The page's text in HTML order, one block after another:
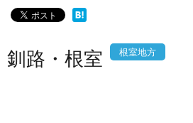
釧路・根室 根室地方